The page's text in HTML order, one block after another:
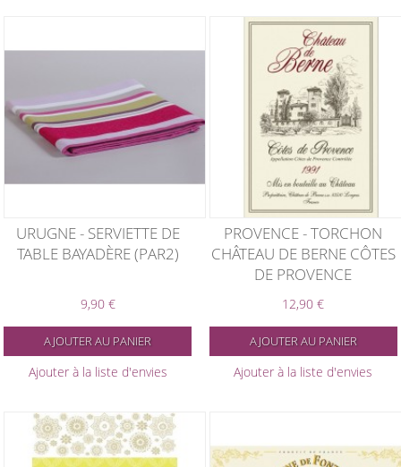
URUGNE - SERVIETTE DE
TABLE BAYADÈRE (PAR2)
9,90 €
AJOUTER AU PANIER
Ajouter à la liste d'envies
PROVENCE - TORCHON
CHÂTEAU DE BERNE CÔTES
DE PROVENCE
12,90 €
AJOUTER AU PANIER
Ajouter à la liste d'envies